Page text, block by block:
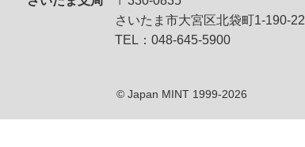
さいたま市大宮区北袋町1-190-22
TEL：048-645-5900
© Japan MINT 1999-2026